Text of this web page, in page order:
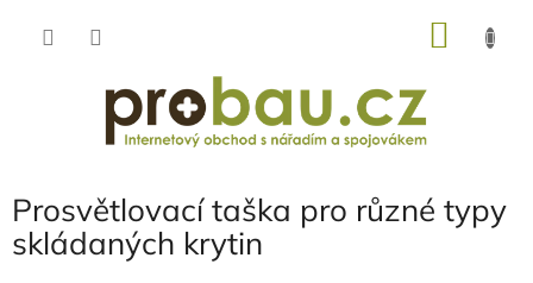
Prosvětlovací taška pro různé typy
skládaných krytin